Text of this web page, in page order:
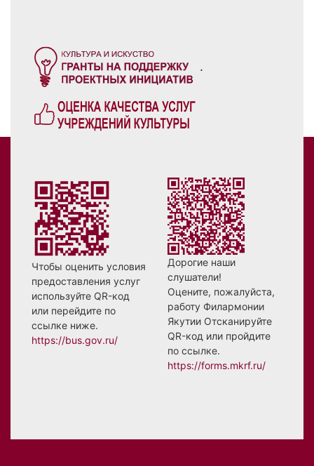
.
Чтобы оценить условия
предоставления услуг
используйте QR-код
или перейдите по
ссылке ниже.
https://bus.gov.ru/
Дорогие наши
слушатели!
Оцените, пожалуйста,
работу Филармонии
Якутии Отсканируйте
QR-код или пройдите
по ссылке.
https://forms.mkrf.ru/